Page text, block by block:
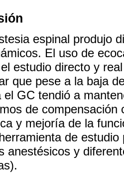
espinal produjo
El uso de
estudio directo y
que pese a la baja
el GC tendió a
de
y mejoría de la
de
anestésicos y